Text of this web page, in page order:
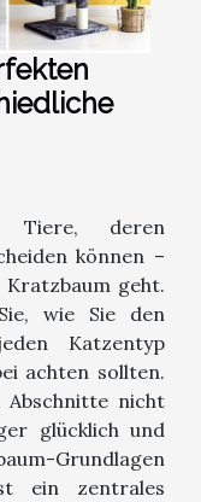
Tiere, deren
können –
Kratzbaum geht.
wie Sie den
Katzentyp
achten sollten.
Abschnitte nicht
glücklich und
Grundlagen
ein zentrales